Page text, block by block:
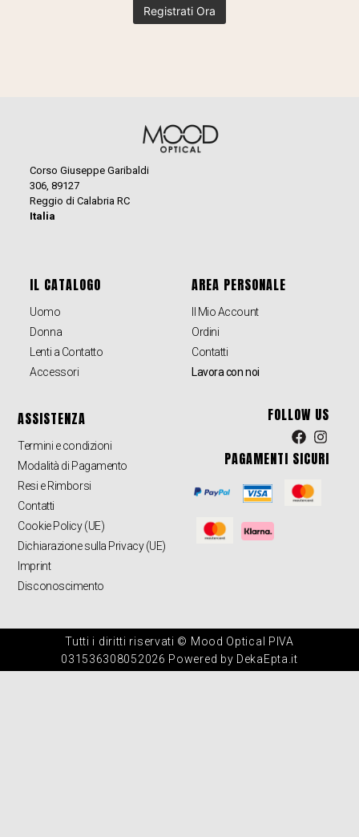
Corso Giuseppe Garibaldi
306, 89127
Reggio di Calabria RC
Italia
IL CATALOGO
Uomo
Donna
Lenti a Contatto
Accessori
AREA PERSONALE
Il Mio Account
Ordini
Contatti
Lavora con noi
ASSISTENZA
Termini e condizioni
Modalità di Pagamento
Resi e Rimborsi
Contatti
Cookie Policy (UE)
Dichiarazione sulla Privacy (UE)
Imprint
Disconoscimento
FOLLOW US
PAGAMENTI SICURI
Tutti i diritti riservati © Mood Optical PIVA
031536308052026 Powered by DekaEpta.it